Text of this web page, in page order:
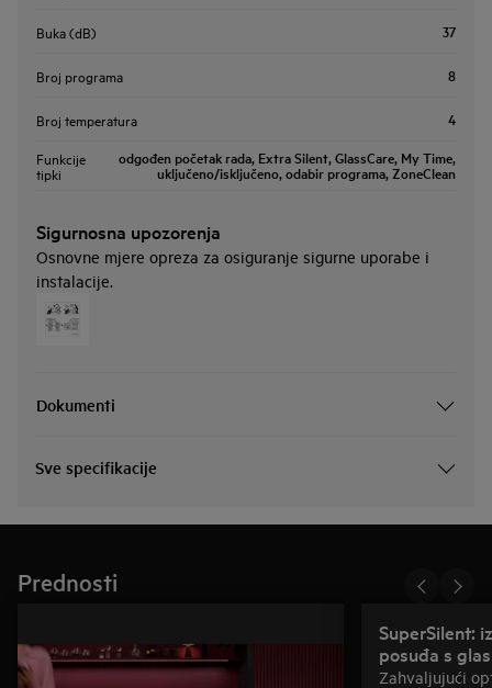
Buka (dB) 37
Broj programa 8
Broj temperatura 4
Funkcije
tipki
odgođen početak rada, Extra Silent, GlassCare, My Time,
uključeno/isključeno, odabir programa, ZoneClean
Sigurnosna upozorenja
Osnovne mjere opreza za osiguranje sigurne uporabe i
instalacije.
Dokumenti
Sve specifikacije
Prednosti
SuperSilent:
posuđa s
Zahvaljujući